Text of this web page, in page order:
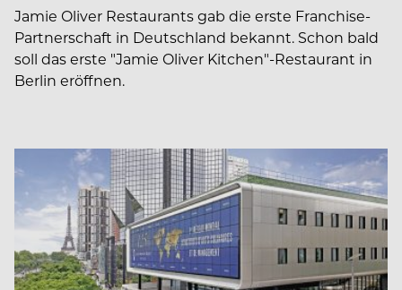
Jamie Oliver Restaurants gab die erste Franchise-
Partnerschaft in Deutschland bekannt. Schon bald
soll das erste "Jamie Oliver Kitchen"-Restaurant in
Berlin eröffnen.